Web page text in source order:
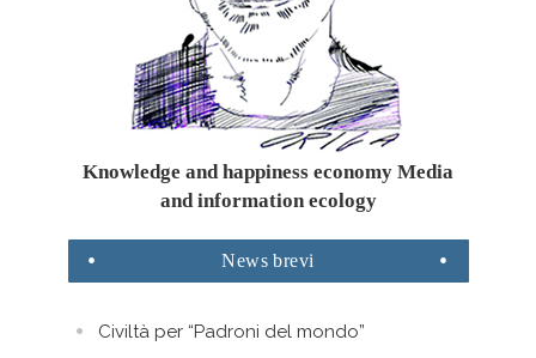
Knowledge and happiness economy Media
and information ecology
News brevi
Civiltà per “Padroni del mondo”